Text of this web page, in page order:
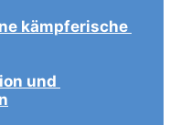
kämpferische
und